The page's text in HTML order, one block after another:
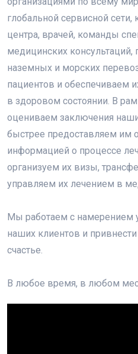
глобальной сервисной сети,
центра, врачей, команды
медицинских
наземных и морских
пациентов и обеспечиваем
в здоровом состоянии. В
оцениваем заключения
быстрее предоставляем им
информацией о процессе
организуем их визы,
управляем их лечением в
Мы работаем с намерением
наших клиентов и
счастье.
В любое время, в любом